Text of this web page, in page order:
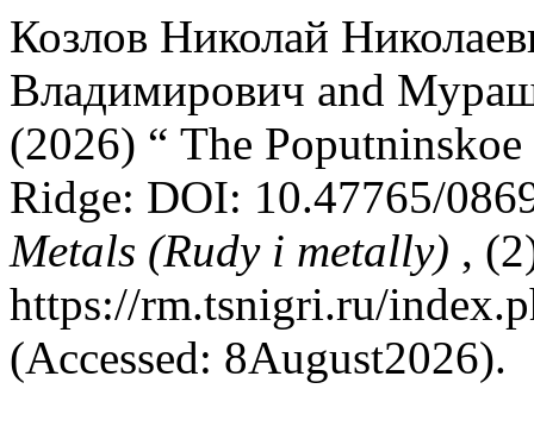
Козлов Николай
Владимирович and
(2026) “ The
Ridge: DOI: 10.47765/
Metals (Rudy i metally) ,
https://rm.tsnigri.ru/
(Accessed: 8August2026).